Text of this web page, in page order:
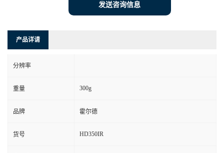
发送咨询信息
产品详请
分辨率
重量 300g
品牌 霍尔德
货号 HD350IR